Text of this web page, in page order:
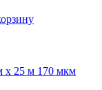
x 25 м 170 мкм